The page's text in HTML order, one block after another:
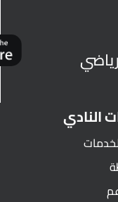
النادي